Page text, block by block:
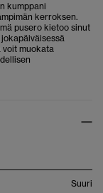
kumppani
kerroksen.
pusero kietoo sinut
voit muokata
Suuri